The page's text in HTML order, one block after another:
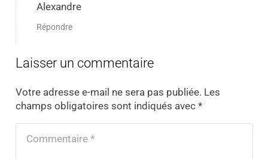
Alexandre
Répondre
Laisser un commentaire
Votre adresse e-mail ne sera pas publiée. Les
champs obligatoires sont indiqués avec *